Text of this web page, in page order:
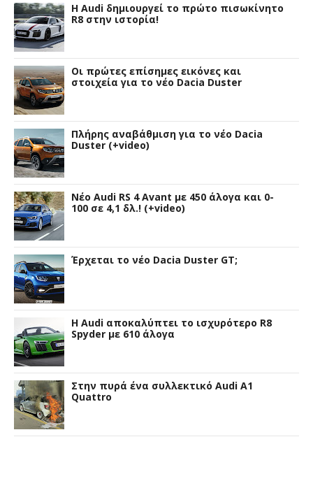
Η Audi δημιουργεί το πρώτο πισωκίνητο
R8 στην ιστορία!
Οι πρώτες επίσημες εικόνες και
στοιχεία για το νέο Dacia Duster
Πλήρης αναβάθμιση για το νέο Dacia
Duster (+video)
Νέο Audi RS 4 Avant με 450 άλογα και 0-
100 σε 4,1 δλ.! (+video)
Έρχεται το νέο Dacia Duster GT;
Η Audi αποκαλύπτει το ισχυρότερο R8
Spyder με 610 άλογα
Στην πυρά ένα συλλεκτικό Audi A1
Quattro